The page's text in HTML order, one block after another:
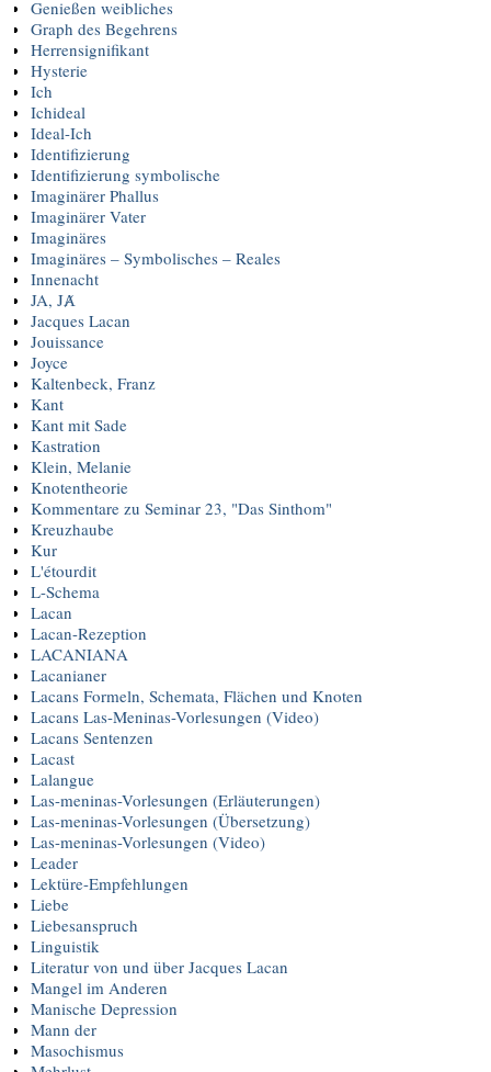
Genießen weibliches
Graph des Begehrens
Herrensignifikant
Hysterie
Ich
Ichideal
Ideal-Ich
Identifizierung
Identifizierung symbolische
Imaginärer Phallus
Imaginärer Vater
Imaginäres
Imaginäres – Symbolisches – Reales
Innenacht
JA, JȺ
Jacques Lacan
Jouissance
Joyce
Kaltenbeck, Franz
Kant
Kant mit Sade
Kastration
Klein, Melanie
Knotentheorie
Kommentare zu Seminar 23, "Das Sinthom"
Kreuzhaube
Kur
L'étourdit
L-Schema
Lacan
Lacan-Rezeption
LACANIANA
Lacanianer
Lacans Formeln, Schemata, Flächen und Knoten
Lacans Las-Meninas-Vorlesungen (Video)
Lacans Sentenzen
Lacast
Lalangue
Las-meninas-Vorlesungen (Erläuterungen)
Las-meninas-Vorlesungen (Übersetzung)
Las-meninas-Vorlesungen (Video)
Leader
Lektüre-Empfehlungen
Liebe
Liebesanspruch
Linguistik
Literatur von und über Jacques Lacan
Mangel im Anderen
Manische Depression
Mann der
Masochismus